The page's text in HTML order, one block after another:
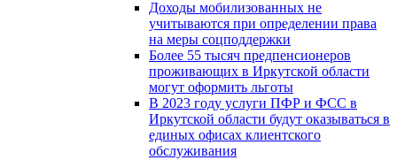
Доходы мобилизованных не
учитываются при определении права
на меры соцподдержки
Более 55 тысяч предпенсионеров
проживающих в Иркутской области
могут оформить льготы
В 2023 году услуги ПФР и ФСС в
Иркутской области будут оказываться в
единых офисах клиентского
обслуживания